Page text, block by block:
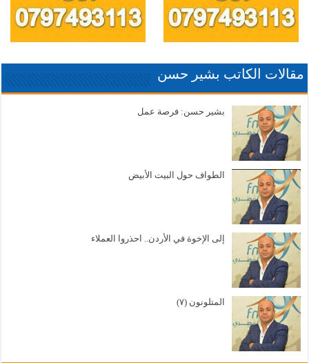
مقالات الكاتب بشير حسن
بشير حسن: فرصة عمل
الطواف حول البيت الأبيض
إلى الإخوة في الأردن.. احذروا العملاء
المتلونون (٧)